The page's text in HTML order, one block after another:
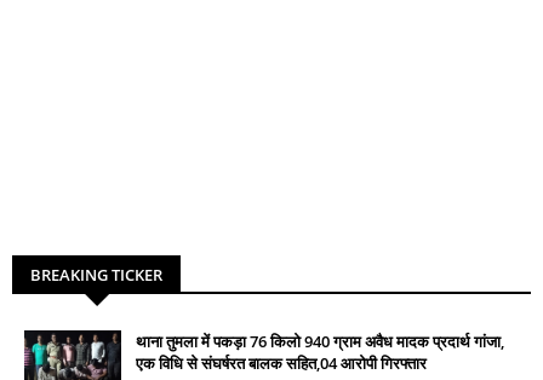
BREAKING TICKER
थाना तुमला में पकड़ा 76 किलो 940 ग्राम अवैध मादक प्रदार्थ गांजा,
एक विधि से संघर्षरत बालक सहित,04 आरोपी गिरफ्तार